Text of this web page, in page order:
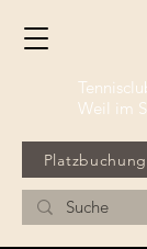
Weil im
Platzbuchung